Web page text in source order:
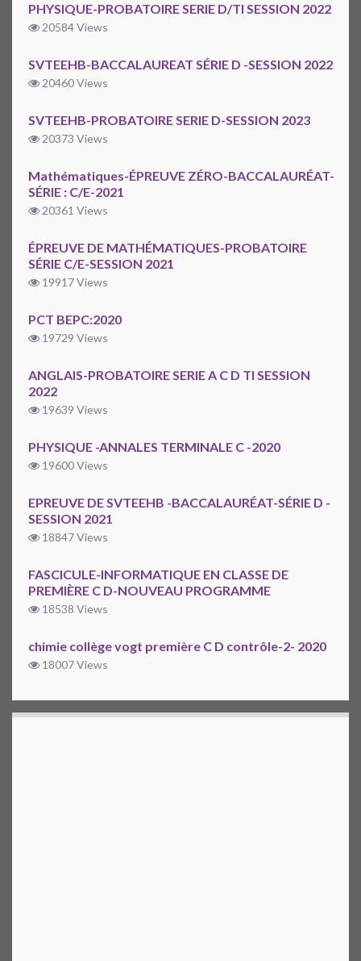
PHYSIQUE-PROBATOIRE SERIE D/TI SESSION 2022
20584 Views
SVTEEHB-BACCALAUREAT SÉRIE D -SESSION 2022
20460 Views
SVTEEHB-PROBATOIRE SERIE D-SESSION 2023
20373 Views
Mathématiques-ÉPREUVE ZÉRO-BACCALAURÉAT-
SÉRIE : C/E-2021
20361 Views
ÉPREUVE DE MATHÉMATIQUES-PROBATOIRE
SÉRIE C/E-SESSION 2021
19917 Views
PCT BEPC:2020
19729 Views
ANGLAIS-PROBATOIRE SERIE A C D TI SESSION
2022
19639 Views
PHYSIQUE -ANNALES TERMINALE C -2020
19600 Views
EPREUVE DE SVTEEHB -BACCALAURÉAT-SÉRIE D -
SESSION 2021
18847 Views
FASCICULE-INFORMATIQUE EN CLASSE DE
PREMIÈRE C D-NOUVEAU PROGRAMME
18538 Views
chimie collège vogt première C D contrôle-2- 2020
18007 Views